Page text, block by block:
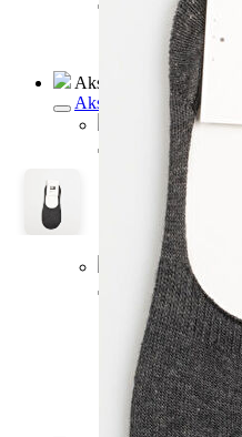
Pantolon
Ceket
Gömlek
Aksesuar
Aksesuar
Kadın Aksesuar
Kadın Aksesuar
Çorap
Bere
Eldiven
Kemer
Parfüm
Erkek Aksesuar
Erkek Aksesuar
Boxer
Çorap
Kemer
Atkı
Cüzdan
Parfüm
Şapka